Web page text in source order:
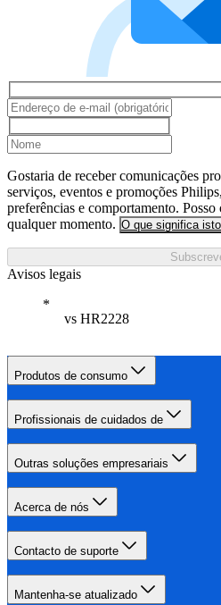
Gostaria de receber comunicações
serviços, eventos e promoções
preferências e comportamento. Posso
qualquer momento. O que significa
Avisos legais
vs HR2228
Produtos de consumo
Profissionais de cuidados de
Outras soluções empresariais
Acerca de nós
Contacto de suporte
Mantenha-se atualizado